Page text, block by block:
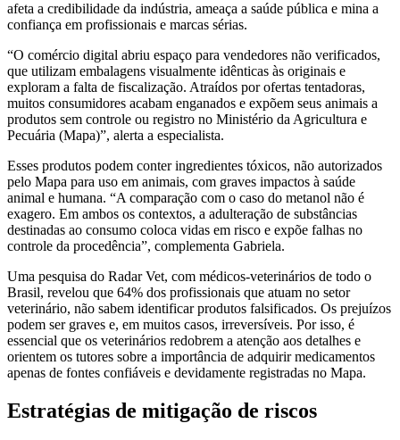
afeta a credibilidade da indústria, ameaça a saúde pública e mina a
confiança em profissionais e marcas sérias.
“O comércio digital abriu espaço para vendedores não verificados,
que utilizam embalagens visualmente idênticas às originais e
exploram a falta de fiscalização. Atraídos por ofertas tentadoras,
muitos consumidores acabam enganados e expõem seus animais a
produtos sem controle ou registro no Ministério da Agricultura e
Pecuária (Mapa)”, alerta a especialista.
Esses produtos podem conter ingredientes tóxicos, não autorizados
pelo Mapa para uso em animais, com graves impactos à saúde
animal e humana. “A comparação com o caso do metanol não é
exagero. Em ambos os contextos, a adulteração de substâncias
destinadas ao consumo coloca vidas em risco e expõe falhas no
controle da procedência”, complementa Gabriela.
Uma pesquisa do Radar Vet, com médicos-veterinários de todo o
Brasil, revelou que 64% dos profissionais que atuam no setor
veterinário, não sabem identificar produtos falsificados. Os prejuízos
podem ser graves e, em muitos casos, irreversíveis. Por isso, é
essencial que os veterinários redobrem a atenção aos detalhes e
orientem os tutores sobre a importância de adquirir medicamentos
apenas de fontes confiáveis e devidamente registradas no Mapa.
Estratégias de mitigação de riscos